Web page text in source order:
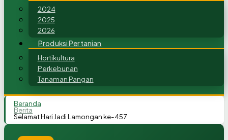
2024
2025
2026
Produksi Pertanian
Hortikultura
Perkebunan
Tanaman Pangan
Beranda
Berita
Selamat Hari Jadi Lamongan ke-457.